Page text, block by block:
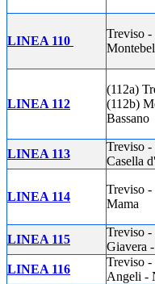
LINEA 110
Treviso -
LINEA 112
(112a)
(112b)
Bassano
LINEA 113
Treviso
Casella
LINEA 114
Treviso -
Mama
LINEA 115
Treviso -
Giavera
LINEA 116
Treviso
Angeli -